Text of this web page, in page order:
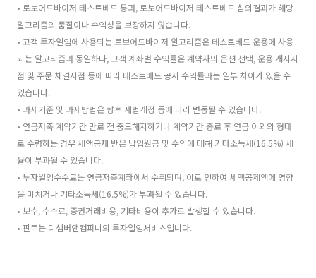
• 로보어드바이저 테스트베드 통과, 로보어드바이저 테스트베드 심의결과가 해당
알고리즘의 품질이나 수익성을 보장하지 않습니다.
• 고객 투자일임에 사용되는 로보어드바이저 알고리즘은 테스트베드 운용에 사용
되는 알고리즘과 동일하나, 고객 계좌별 수익률은 계약자의 옵션 선택, 운용 개시시
점 및 주문 체결시점 등에 따라 테스트베드 공시 수익률과는 일부 차이가 있을 수
있습니다.
• 과세기준 및 과세방법은 향후 세법개정 등에 따라 변동될 수 있습니다.
• 연금저축 계약기간 만료 전 중도해지하거나 계약기간 종료 후 연금 이외의 형태
로 수령하는 경우 세액공제 받은 납입원금 및 수익에 대해 기타소득세(16.5%) 세
율이 부과될 수 있습니다.
• 투자일임수수료는 연금저축계좌에서 수취되며, 이로 인하여 세액공제액에 영향
을 미치거나 기타소득세(16.5%)가 부과될 수 있습니다.
• 보수, 수수료, 증권거래비용, 기타비용이 추가로 발생할 수 있습니다.
• 핀트는 디셈버앤컴퍼니의 투자일임서비스입니다.